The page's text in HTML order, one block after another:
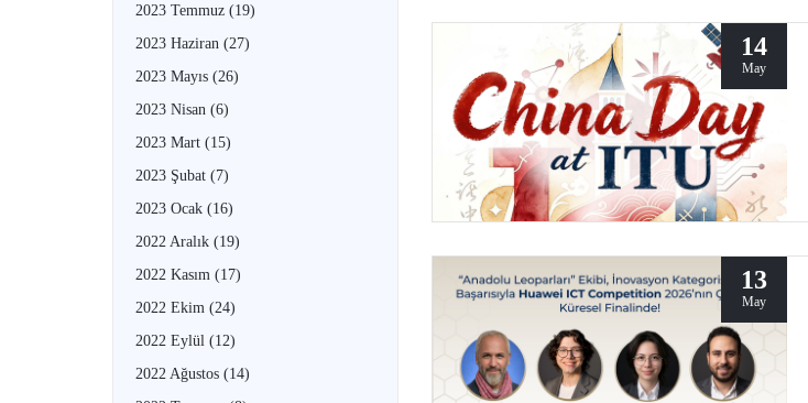
2023 Temmuz (19)
2023 Haziran (27)
2023 Mayıs (26)
2023 Nisan (6)
2023 Mart (15)
2023 Şubat (7)
2023 Ocak (16)
2022 Aralık (19)
2022 Kasım (17)
2022 Ekim (24)
2022 Eylül (12)
2022 Ağustos (14)
14
May
13
May